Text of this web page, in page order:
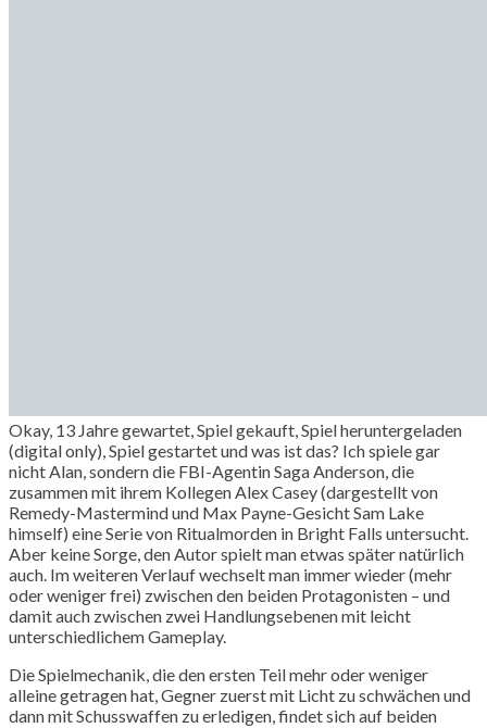
Okay, 13 Jahre gewartet, Spiel gekauft, Spiel heruntergeladen
(digital only), Spiel gestartet und was ist das? Ich spiele gar
nicht Alan, sondern die FBI-Agentin Saga Anderson, die
zusammen mit ihrem Kollegen Alex Casey (dargestellt von
Remedy-Mastermind und Max Payne-Gesicht Sam Lake
himself) eine Serie von Ritualmorden in Bright Falls untersucht.
Aber keine Sorge, den Autor spielt man etwas später natürlich
auch. Im weiteren Verlauf wechselt man immer wieder (mehr
oder weniger frei) zwischen den beiden Protagonisten – und
damit auch zwischen zwei Handlungsebenen mit leicht
unterschiedlichem Gameplay.
Die Spielmechanik, die den ersten Teil mehr oder weniger
alleine getragen hat, Gegner zuerst mit Licht zu schwächen und
dann mit Schusswaffen zu erledigen, findet sich auf beiden